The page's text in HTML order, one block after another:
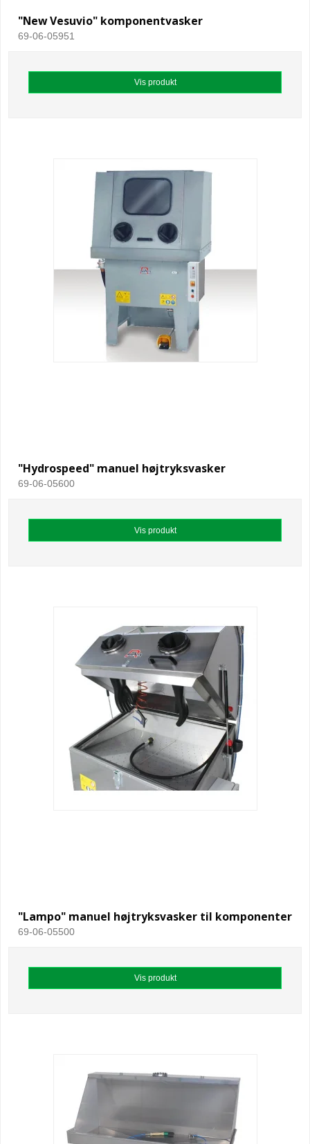
"New Vesuvio" komponentvasker
69-06-05951
Vis produkt
"Hydrospeed" manuel højtryksvasker
69-06-05600
Vis produkt
"Lampo" manuel højtryksvasker til komponenter
69-06-05500
Vis produkt